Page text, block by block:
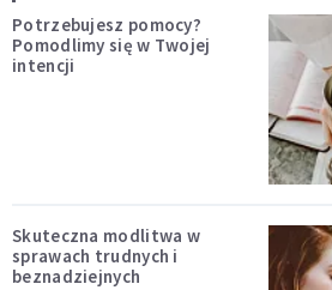
Potrzebujesz pomocy?
Pomodlimy się w Twojej
intencji
Skuteczna modlitwa w
sprawach trudnych i
beznadziejnych